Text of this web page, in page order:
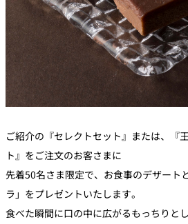
ご紹介の『セレクトセット』または、『
ト』をご注文のお客さまに
先着50名さま限定で、お食事のデザート
ラ」をプレゼントいたします。
食べた瞬間に口の中に広がるもっちりと